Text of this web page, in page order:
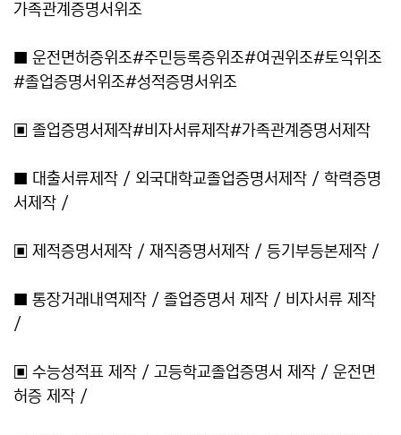
가족관계증명서위조
■ 운전면허증위조#주민등록증위조#여권위조#토익위조
#졸업증명서위조#성적증명서위조
▣ 졸업증명서제작#비자서류제작#가족관계증명서제작
■ 대출서류제작 / 외국대학교졸업증명서제작 / 학력증명
서제작 /
▣ 제적증명서제작 / 재직증명서제작 / 등기부등본제작 /
■ 통장거래내역제작 / 졸업증명서 제작 / 비자서류 제작
/
▣ 수능성적표 제작 / 고등학교졸업증명서 제작 / 운전면
허증 제작 /